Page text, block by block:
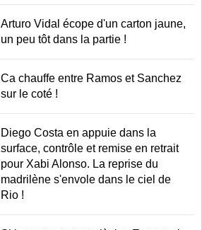
Arturo Vidal écope d'un carton jaune,
un peu tôt dans la partie !
Ca chauffe entre Ramos et Sanchez
sur le coté !
Diego Costa en appuie dans la
surface, contrôle et remise en retrait
pour Xabi Alonso. La reprise du
madrilène s'envole dans le ciel de
Rio !